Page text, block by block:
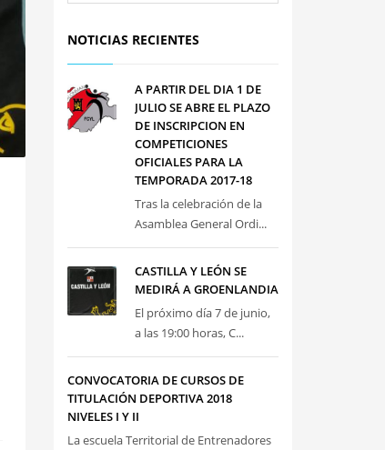
NOTICIAS RECIENTES
A PARTIR DEL DIA 1 DE
JULIO SE ABRE EL PLAZO
DE INSCRIPCION EN
COMPETICIONES
OFICIALES PARA LA
TEMPORADA 2017-18
Tras la celebración de la
Asamblea General Ordi...
CASTILLA Y LEÓN SE
MEDIRÁ A GROENLANDIA
El próximo día 7 de junio,
a las 19:00 horas, C...
CONVOCATORIA DE CURSOS DE
TITULACIÓN DEPORTIVA 2018
NIVELES I Y II
La escuela Territorial de Entrenadores